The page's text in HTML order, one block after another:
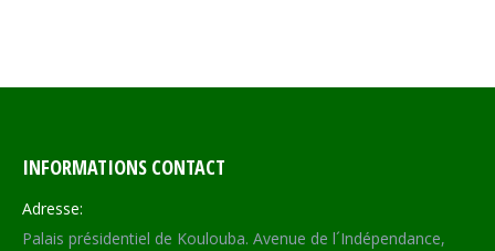
INFORMATIONS CONTACT
Adresse:
Palais présidentiel de Koulouba. Avenue de l´Indépendance,